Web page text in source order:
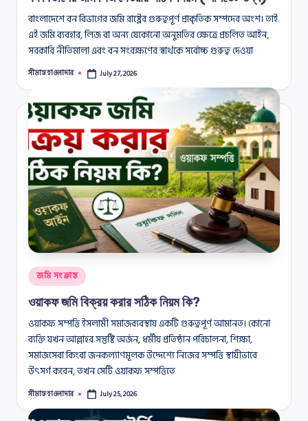
বাংলাদেশে বন বিভাগের জমি রাষ্ট্রের গুরুত্বপূর্ণ প্রাকৃতিক সম্পদের অংশ। তাই
এই জমি ব্যবহার, লিজ বা অন্য যেকোনো অনুমতির ক্ষেত্রে প্রচলিত আইন,
সরকারি নীতিমালা এবং বন সংরক্ষণের স্বার্থকে সর্বোচ্চ গুরুত্ব দেওয়া
Posted
সীমান্ত হাওলাদার July 27, 2026
Posted
in
জমি সংক্রান্ত
ওয়াকফ জমি বিক্রয় করার সঠিক নিয়ম কি?
ওয়াকফ সম্পত্তি ইসলামী সমাজব্যবস্থায় একটি গুরুত্বপূর্ণ আমানত। কোনো
ব্যক্তি যখন আল্লাহর সন্তুষ্টি অর্জন, ধর্মীয় প্রতিষ্ঠান পরিচালনা, শিক্ষা,
সমাজসেবা কিংবা জনকল্যাণমূলক উদ্দেশ্যে নিজের সম্পত্তি স্থায়ীভাবে
উৎসর্গ করেন, তখন সেটি ওয়াকফ সম্পত্তিতে
Posted
সীমান্ত হাওলাদার July 25, 2026